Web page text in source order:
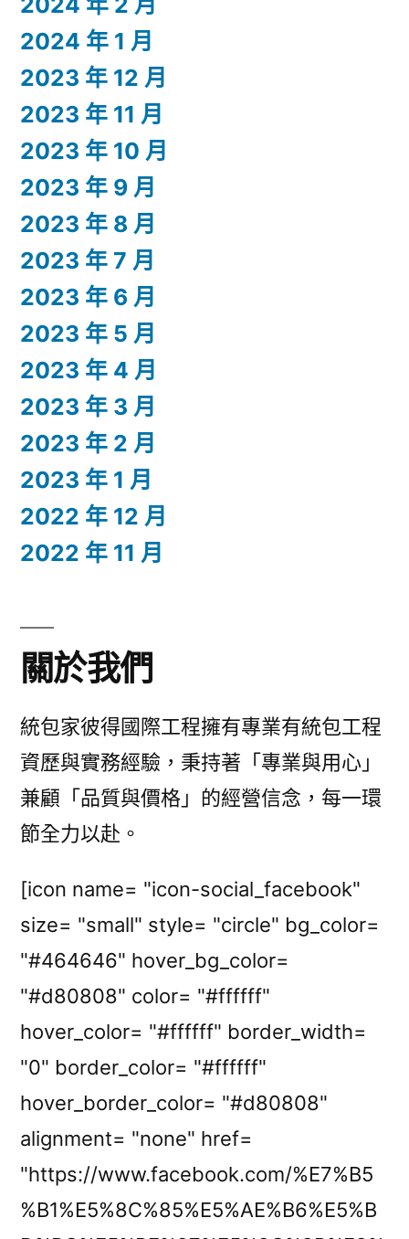
2024 年 1 月
2023 年 12 月
2023 年 11 月
2023 年 10 月
2023 年 9 月
2023 年 8 月
2023 年 7 月
2023 年 6 月
2023 年 5 月
2023 年 4 月
2023 年 3 月
2023 年 2 月
2023 年 1 月
2022 年 12 月
2022 年 11 月
關於我們
統包家彼得國際工程擁有專業有統包工程
資歷與實務經驗，秉持著「專業與用心」
兼顧「品質與價格」的經營信念，每一環
節全力以赴。
[icon name= "icon-social_facebook"
size= "small" style= "circle" bg_color=
"#464646" hover_bg_color=
"#d80808" color= "#ffffff"
hover_color= "#ffffff" border_width=
"0" border_color= "#ffffff"
hover_border_color= "#d80808"
alignment= "none" href=
"https://www.facebook.com/%E7%B5
%B1%E5%8C%85%E5%AE%B6%E5%B